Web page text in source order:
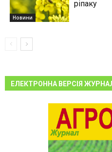
Новини
ріпаку
ЕЛЕКТРОННА ВЕРСІЯ